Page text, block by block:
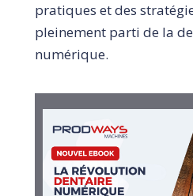
pratiques et des
pleinement parti de la
numérique.